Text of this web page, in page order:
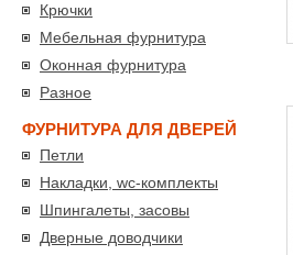
Крючки
Мебельная фурнитура
Оконная фурнитура
Разное
ФУРНИТУРА ДЛЯ ДВЕРЕЙ
Петли
Накладки, wc-комплекты
Шпингалеты, засовы
Дверные доводчики